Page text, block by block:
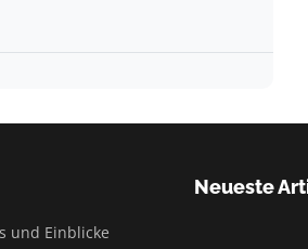
und Einblicke
Neueste